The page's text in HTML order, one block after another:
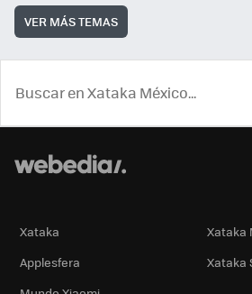
VER MÁS TEMAS
Xataka
Xataka
Applesfera
Xataka